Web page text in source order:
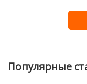
Популярные
нем могут
специалисты из